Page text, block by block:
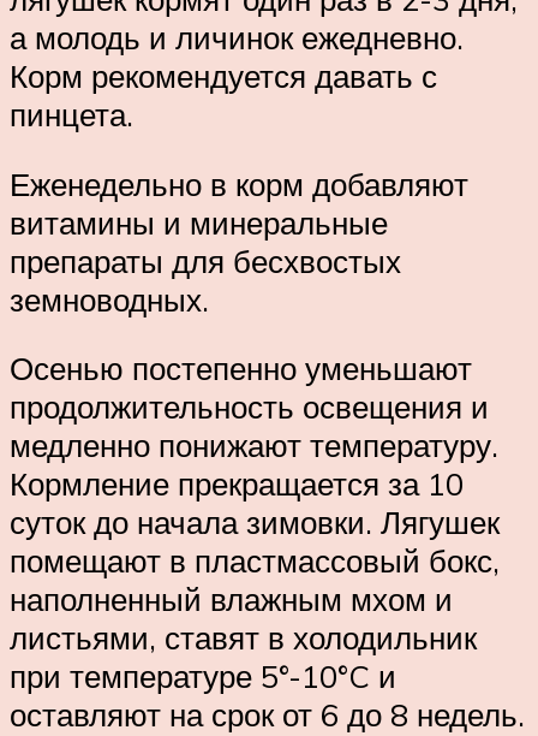
а молодь и личинок ежедневно.
Корм рекомендуется давать с
пинцета.
Еженедельно в корм добавляют
витамины и минеральные
препараты для бесхвостых
земноводных.
Осенью постепенно уменьшают
продолжительность освещения и
медленно понижают температуру.
Кормление прекращается за 10
суток до начала зимовки. Лягушек
помещают в пластмассовый бокс,
наполненный влажным мхом и
листьями, ставят в холодильник
при температуре 5°-10°C и
оставляют на срок от 6 до 8 недель.